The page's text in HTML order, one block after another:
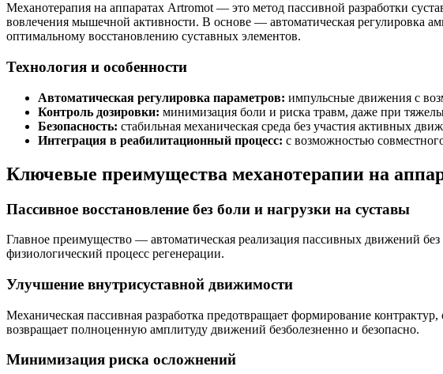
Механотерапия на аппаратах Artromot — это метод пассивной разработки
вовлечения мышечной активности. В основе — автоматическая регулировка
оптимальному восстановлению суставных элементов.
Технология и особенности
Автоматическая регулировка параметров: импульсные движения с
Контроль дозировки: минимизация боли и риска травм, даже при
Безопасность: стабильная механическая среда без участия активных
Интеграция в реабилитационный процесс: с возможностью
Ключевые преимущества механотерапии на
Пассивное восстановление без боли и нагрузки на суставы
Главное преимущество — автоматическая реализация пассивных движений
физиологический процесс регенерации.
Улучшение внутрисуставной движимости
Механическая пассивная разработка предотвращает формирование
возвращает полноценную амплитуду движений безболезненно и безопасно.
Минимизация риска осложнений